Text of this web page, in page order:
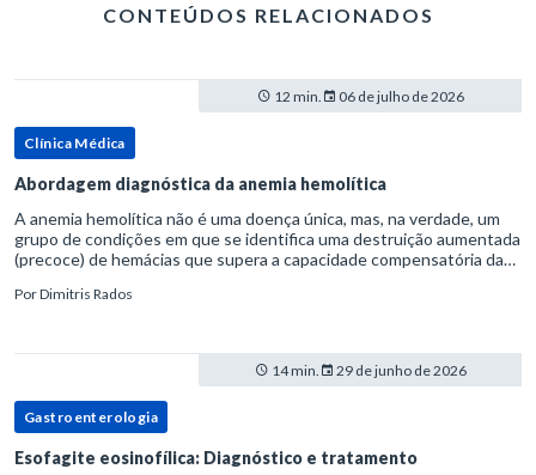
CONTEÚDOS RELACIONADOS
12 min. 06 de julho de 2026
Clínica Médica
Abordagem diagnóstica da anemia hemolítica
A anemia hemolítica não é uma doença única, mas, na verdade, um
grupo de condições em que se identifica uma destruição aumentada
(precoce) de hemácias que supera a capacidade compensatória da
PorDimitris Rados
14 min. 29 de junho de 2026
Gastroenterologia
Esofagite eosinofílica: Diagnóstico e tratamento